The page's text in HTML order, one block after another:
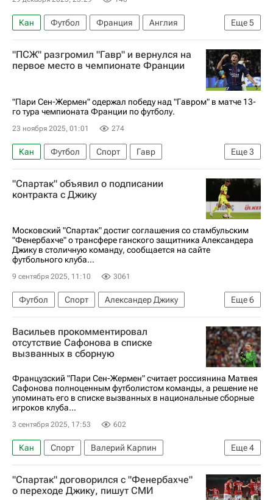
Еще5
Кан Футбол Франция
Англия
Париж
Гаэль Клиши
Тьерри Анри
Манчестер Сити
Арсенал (Лондон)
"ПСЖ" разгромил "Гавр" и вернулся на
первое место в чемпионате Франции
"Пари Сен-Жермен" одержал победу над "Гавром" в матче 13-
го тура чемпионата Франции по футболу.
23 ноября 2025, 01:01 274
Еще3
Кан Футбол Спорт
Гавр
Матвей Сафонов
Пари Сен-Жермен (ПСЖ)
Чемпионат Франции по футболу (Лига 1)
"Спартак" объявил о подписании
контракта с Джику
Московский "Спартак" достиг соглашения со стамбульским
"Фенербахче" о трансфере ганского защитника Александера
Джику в столичную команду, сообщается на сайте
футбольного клуба...
9 сентября 2025, 11:10 3061
Еще6
Футбол Спорт
Александер Джику
Спартак Москва
Фенербахче
Бастия
РПЛ 2026-2027 (Чемпионат России по футболу)
Трансферы
Трансферы в РПЛ
Васильев прокомментировал
отсутствие Сафонова в списке
вызванных в сборную
Французский "Пари Сен-Жермен" считает россиянина Матвея
Сафонова полноценным футболистом команды, а решение не
упоминать его в списке вызванных в национальные сборные
игроков клуба...
3 сентября 2025, 17:53 602
Еще4
Кан Спорт
Валерий Карпин
Виталий Кафанов
Матвей Сафонов
Илья Забарный
Пари Сен-Жермен (ПСЖ)
"Спартак" договорился с "Фенербахче"
о переходе Джику, пишут СМИ